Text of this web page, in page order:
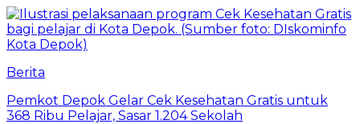
Berita
Pemkot Depok Gelar Cek Kesehatan Gratis untuk
368 Ribu Pelajar, Sasar 1.204 Sekolah